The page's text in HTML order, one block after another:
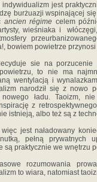
indywidualizm jest
burżuazji wspinającej
ancien régime celem
wieśniaka i
bowiem powietrze
sie na porzucenie
to nie ma
wentylacją i
narodził się z nowo
nowego ładu. Taoizm,
z
istnieją, albo też są z
więc jest naładowany
pełną prywatnych
są praktycznie we wnętrzu
rozumowania
to wiara, natomiast